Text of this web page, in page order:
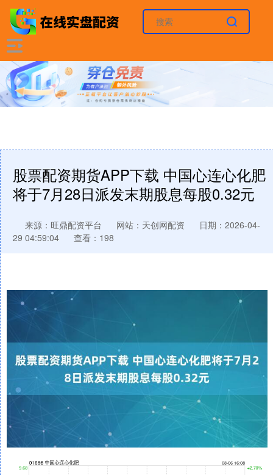
股票配资期货APP下载 中国心连心化肥
将于7月28日派发末期股息每股0.32元
来源：旺鼎配资平台 网站：天创网配资
日期：2026-04-
29 04:59:04
查看：198